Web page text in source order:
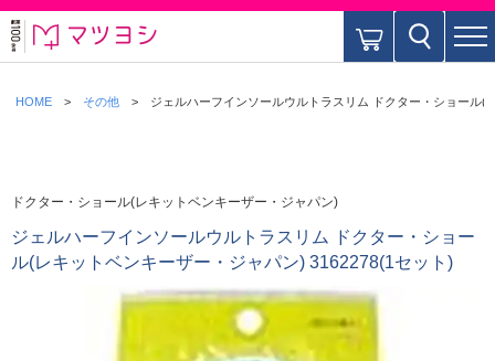
HOME その他 ジェルハーフインソールウルトラスリム ドクター・ショール
ドクター・ショール(レキットベンキーザー・ジャパン)
ジェルハーフインソールウルトラスリム ドクター・ショー
ル(レキットベンキーザー・ジャパン) 3162278(1セット)